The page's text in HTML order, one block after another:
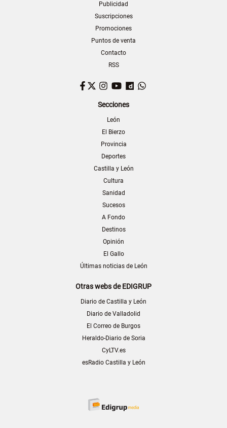
Publicidad
Suscripciones
Promociones
Puntos de venta
Contacto
RSS
Facebook
TwitterInstagram
YouTubeDailymotion
Secciones
León
El Bierzo
Provincia
Deportes
Castilla y León
Cultura
Sanidad
Sucesos
A Fondo
Destinos
Opinión
El Gallo
Últimas noticias de León
Otras webs de EDIGRUP
Diario de Castilla y León
Diario de Valladolid
El Correo de Burgos
Heraldo-Diario de Soria
CyLTV.es
esRadio Castilla y León